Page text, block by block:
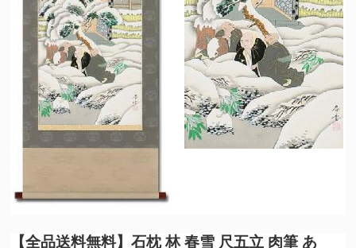
【全品送料無料】石枕 林 春雪 尺五立 肉筆 あ